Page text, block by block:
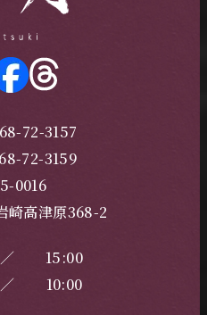
72-3157
72-3159
0016
崎高津原368-2
／
15:00
／ 10:00